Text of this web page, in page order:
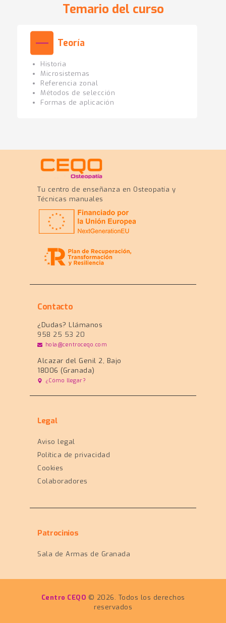
Temario del curso
Teoría
Historia
Microsistemas
Referencia zonal
Métodos de selección
Formas de aplicación
Tu centro de enseñanza en Osteopatía y
Técnicas manuales
Contacto
¿Dudas? Llámanos
958 25 53 20
hola@centroceqo.com
Alcazar del Genil 2, Bajo
18006 (Granada)
¿Cómo llegar?
Legal
Aviso legal
Política de privacidad
Cookies
Colaboradores
Patrocinios
Sala de Armas de Granada
Centro CEQO © 2026. Todos los derechos
reservados